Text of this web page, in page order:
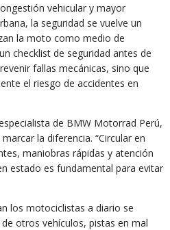
vehicular y mayor
la seguridad se vuelve un
la moto como medio de
checklist de seguridad antes de
fallas mecánicas, sino que
el riesgo de accidentes en
de BMW Motorrad Perú,
la diferencia. “Circular en
maniobras rápidas y atención
estado es fundamental para evitar
los motociclistas a diario se
otros vehículos, pistas en mal